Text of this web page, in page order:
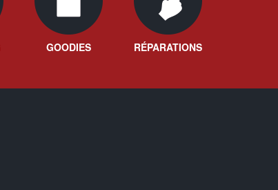
GOODIES RÉPARATIONS